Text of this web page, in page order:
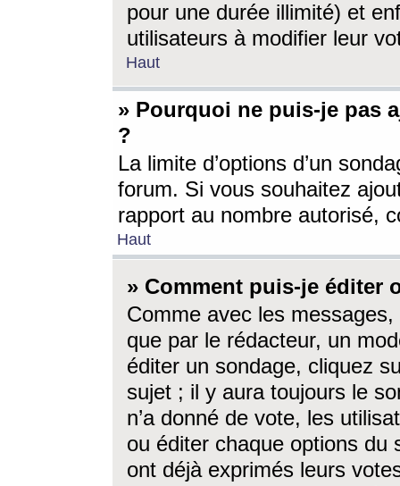
pour une durée illimité) et
utilisateurs à modifier leur
Haut
» Pourquoi ne puis-je pas
?
La limite d’options d’un
forum. Si vous souhaitez
rapport au nombre autorisé,
Haut
» Comment puis-je éditer
Comme avec les
que par le rédacteur, un
éditer un sondage, cliquez
sujet ; il y aura toujours le
n’a donné de vote, les
ou éditer chaque options du
ont déjà exprimés leurs